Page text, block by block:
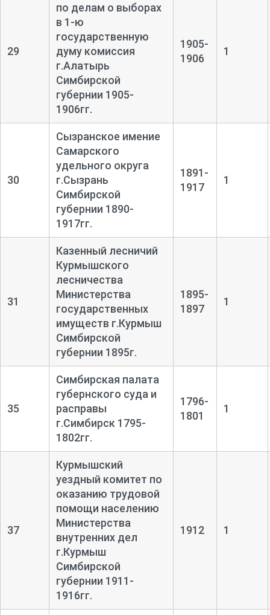
29
по делам о выборах
в 1-ю
государственную
думу комиссия
г.Алатырь
Симбирской
губернии 1905-
1906гг.
1905-
1906
1
30
Сызранское имение
Самарского
удельного округа
г.Сызрань
Симбирской
губернии 1890-
1917гг.
1891-
1917
1
31
Казенный лесничий
Курмышского
лесничества
Министерства
государственных
имуществ г.Курмыш
Симбирской
губернии 1895г.
1895-
1897
1
35
Симбирская палата
губернского суда и
расправы
г.Симбирск 1795-
1802гг.
1796-
1801
1
37
Курмышский
уездный комитет по
оказанию трудовой
помощи населению
Министерства
внутренних дел
г.Курмыш
Симбирской
губернии 1911-
1916гг.
1912 1